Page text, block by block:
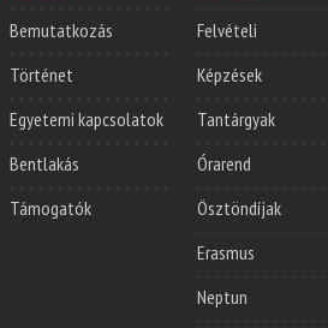
Bemutatkozás
Történet
Egyetemi kapcsolatok
Bentlakás
Támogatók
Felvételi
Képzések
Tantárgyak
Órarend
Ösztöndíjak
Erasmus
Neptun